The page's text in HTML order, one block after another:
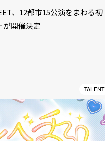
、12都市15公演をまわる初
が開催決定
TALENT